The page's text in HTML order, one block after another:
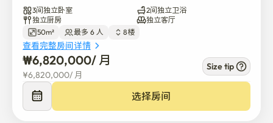
✔️嘉宾可利用空间·设施
电视、Wi-Fi、桌子、沙发、床2、空调、煤气灶、微波
炉、电风扇3、洗衣机、烘干机、吹风机、6人餐桌/椅子、
咖啡机、锅、平底锅、电饭锅、水壶、烹饪工具、餐具套
装、筷子套装、儿童餐盘、幼儿餐桌椅
✔️除标准人员外,不提供追加人员的床上用品。
     （除4名住宿人员外，其他嘉宾每人5万韩元，不得入
3间独立卧室
2间独立卫浴
独立厨房
独立客厅
50m²
最多 6 人 8楼
查看完整房间详情
₩6,820,000/ 月
¥6,820,000/ 月
Size tip
选择房间